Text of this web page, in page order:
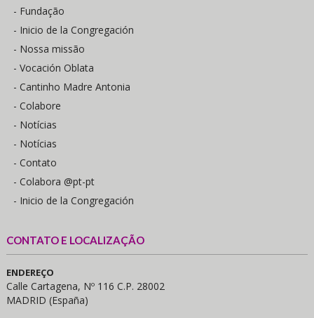
- Fundação
- Inicio de la Congregación
- Nossa missão
- Vocación Oblata
- Cantinho Madre Antonia
- Colabore
- Notícias
- Notícias
- Contato
- Colabora @pt-pt
- Inicio de la Congregación
CONTATO E LOCALIZAÇÃO
ENDEREÇO
Calle Cartagena, Nº 116 C.P. 28002
MADRID (España)